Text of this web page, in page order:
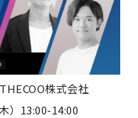
株式会社
）13:00-14:00